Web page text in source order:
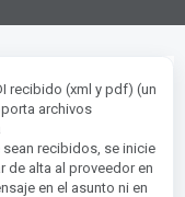
recibido (xml y pdf) (un
archivos
recibidos, se inicie
de alta al proveedor en
en el asunto ni en